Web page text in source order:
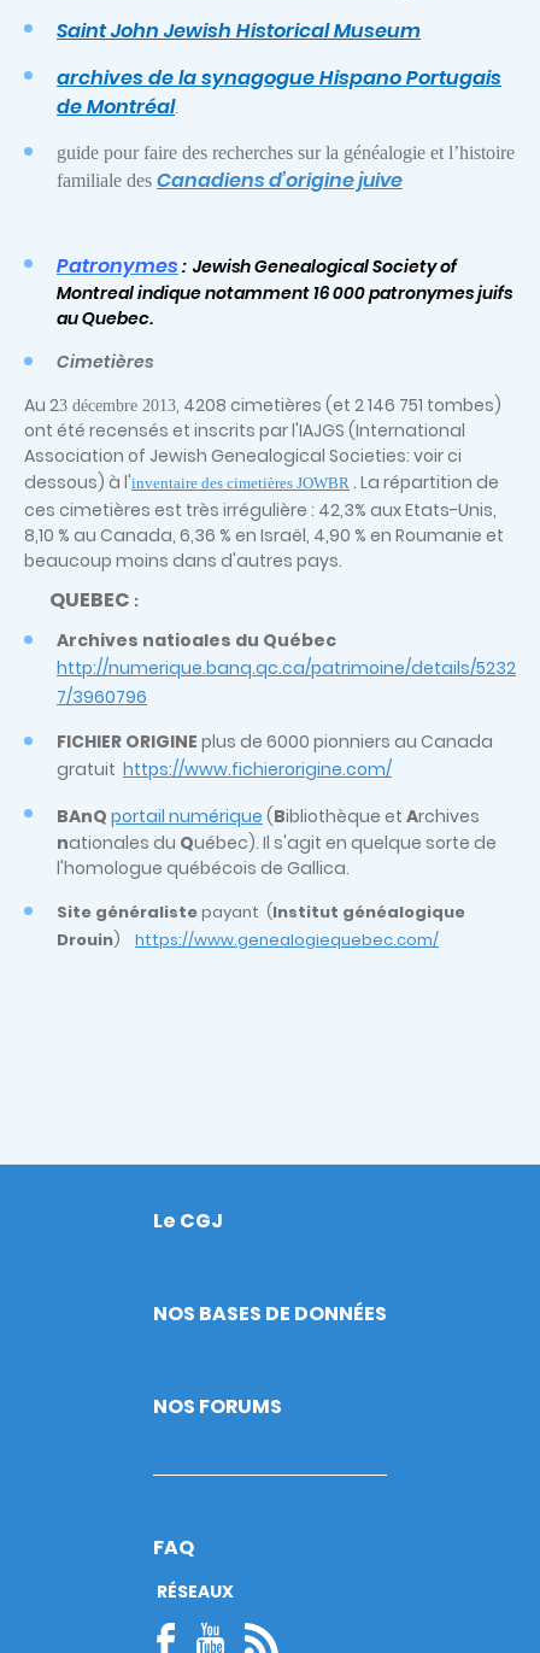
Saint John Jewish Historical Museum
archives de la synagogue Hispano Portugais
de Montréal.
guide pour faire des recherches sur la généalogie et l’histoire
familiale des Canadiens d’origine juive
Patronymes : Jewish Genealogical Society of
Montreal indique notamment 16 000 patronymes juifs
au Quebec.
Cimetières
Au 23 décembre 2013, 4208 cimetières (et 2 146 751 tombes)
ont été recensés et inscrits par l'IAJGS (International
Association of Jewish Genealogical Societies: voir ci
dessous) à l'inventaire des cimetières JOWBR . La répartition de
ces cimetières est très irrégulière : 42,3% aux Etats-Unis,
8,10 % au Canada, 6,36 % en Israël, 4,90 % en Roumanie et
beaucoup moins dans d'autres pays.
QUEBEC :
Archives natioales du Québec
http://numerique.banq.qc.ca/patrimoine/details/5232
7/3960796
FICHIER ORIGINE plus de 6000 pionniers au Canada
gratuit https://www.fichierorigine.com/
BAnQ portail numérique (Bibliothèque et Archives
nationales du Québec). Il s'agit en quelque sorte de
l'homologue québécois de Gallica.
Site généralistepayant (Institut généalogique
Drouin) https://www.genealogiequebec.com/
Footer
Le CGJ
NOS BASES DE DONNÉES
NOS FORUMS
FAQ
RÉSEAUX